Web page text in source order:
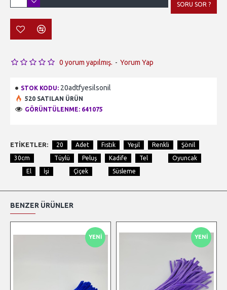
STOK KODU: 20adtfyesilsonil
520 SATILAN ÜRÜN
GÖRÜNTÜLENME: 641075
0 yorum yapılmış. - Yorum Yap
SORU SOR ?
ETIKETLER: 20 Adet Fıstık Yeşil Renkli Şönil
30cm Tüylü Peluş Kadife Tel
Oyuncak
El
İşi Çiçek Süsleme
BENZER ÜRÜNLER
YENI YENI